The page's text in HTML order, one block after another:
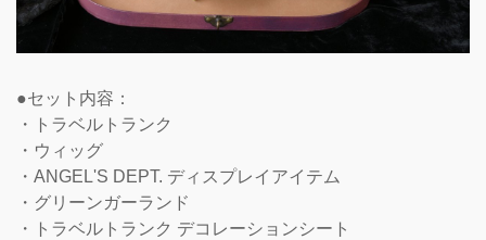
●セット内容：
・トラベルトランク
・ウィッグ
・ANGEL'S DEPT. ディスプレイアイテム
・グリーンガーランド
・トラベルトランク デコレーションシート